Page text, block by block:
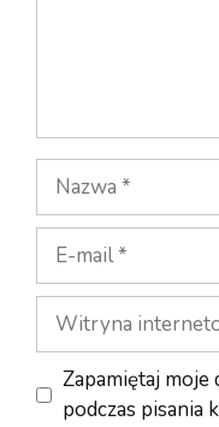
Nazwa
mail
Witryna
internetowa
Zapamiętaj
podczas pisania